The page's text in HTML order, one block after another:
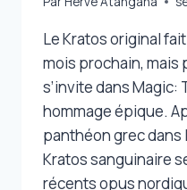
Le Kratos original
mois prochain, mais
s’invite dans
hommage épique.
panthéon grec dans
Kratos sanguinaire
récents opus